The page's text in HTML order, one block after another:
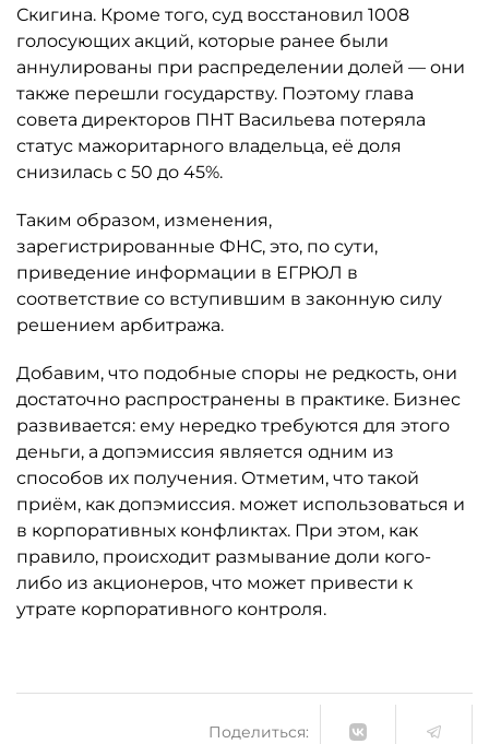
Скигина. Кроме того, суд восстановил 1008
голосующих акций, которые ранее были
аннулированы при распределении долей — они
также перешли государству. Поэтому глава
совета директоров ПНТ Васильева потеряла
статус мажоритарного владельца, её доля
снизилась с 50 до 45%.
Таким образом, изменения,
зарегистрированные ФНС, это, по сути,
приведение информации в ЕГРЮЛ в
соответствие со вступившим в законную силу
решением арбитража.
Добавим, что подобные споры не редкость, они
достаточно распространены в практике. Бизнес
развивается: ему нередко требуются для этого
деньги, а допэмиссия является одним из
способов их получения. Отметим, что такой
приём, как допэмиссия. может использоваться и
в корпоративных конфликтах. При этом, как
правило, происходит размывание доли кого-
либо из акционеров, что может привести к
утрате корпоративного контроля.
Поделиться: